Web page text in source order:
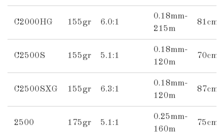
C2000HG 155gr 6.0:1
0.18mm-
215m
81cm
C2500S 155gr 5.1:1
0.18mm-
120m
70cm
C2500SXG 155gr 6.3:1
0.18mm-
120m
87cm
2500 175gr 5.1:1
0.25mm-
160m
75cm